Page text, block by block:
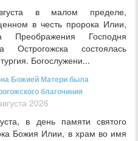
в малом пределе,
в честь пророка Илии,
Преображения Господня
Острогожска состоялась
Богослужени...
Божией Матери была
благочиния
2026
в день памяти святого
Божия Илии, в храм во имя